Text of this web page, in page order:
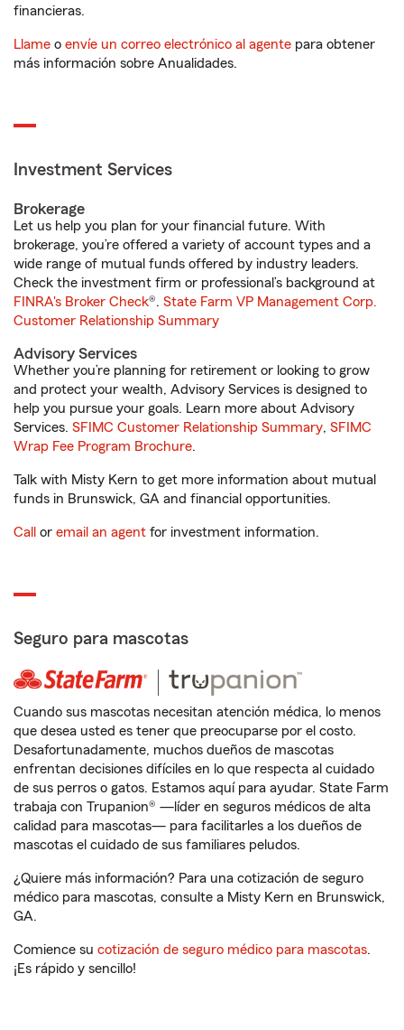
financieras.
Llame o envíe un correo electrónico al agente para obtener
más información sobre Anualidades.
Investment Services
Brokerage
Let us help you plan for your financial future. With
brokerage, you’re offered a variety of account types and a
wide range of mutual funds offered by industry leaders.
Check the investment firm or professional’s background at
FINRA's Broker Check®. State Farm VP Management Corp.
Customer Relationship Summary
Advisory Services
Whether you’re planning for retirement or looking to grow
and protect your wealth, Advisory Services is designed to
help you pursue your goals. Learn more about Advisory
Services. SFIMC Customer Relationship Summary, SFIMC
Wrap Fee Program Brochure.
Talk with Misty Kern to get more information about mutual
funds in Brunswick, GA and financial opportunities.
Call or email an agent for investment information.
Seguro para mascotas
Cuando sus mascotas necesitan atención médica, lo menos
que desea usted es tener que preocuparse por el costo.
Desafortunadamente, muchos dueños de mascotas
enfrentan decisiones difíciles en lo que respecta al cuidado
de sus perros o gatos. Estamos aquí para ayudar. State Farm
trabaja con Trupanion® —líder en seguros médicos de alta
calidad para mascotas— para facilitarles a los dueños de
mascotas el cuidado de sus familiares peludos.
¿Quiere más información? Para una cotización de seguro
médico para mascotas, consulte a Misty Kern en Brunswick,
GA.
Comience su cotización de seguro médico para mascotas.
¡Es rápido y sencillo!